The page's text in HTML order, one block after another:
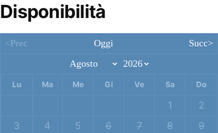
Disponibilità
<Prec Oggi Succ>
Lu Ma Me Gi Ve Sa Do
1
2
3
4 5 6 7 8
9